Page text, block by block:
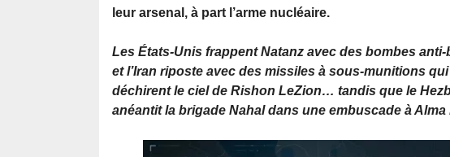
leur arsenal, à part l’arme nucléaire.
Les États-Unis frappent Natanz avec des bombes anti-
et l’Iran riposte avec des missiles à sous-munitions qui
déchirent le ciel de Rishon LeZion… tandis que le
anéantit la brigade Nahal dans une embuscade à Alma